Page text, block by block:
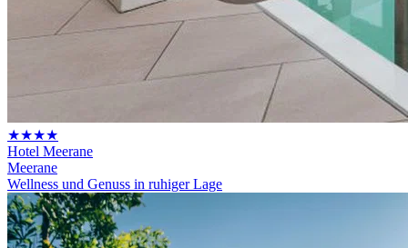
★★★★
Hotel Meerane
Meerane
Wellness und Genuss in ruhiger Lage